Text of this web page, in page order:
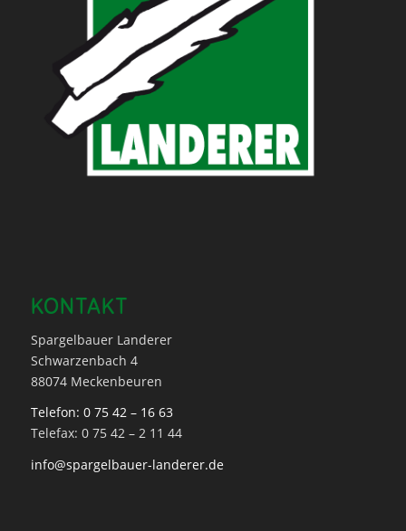
KONTAKT
Spargelbauer Landerer
Schwarzenbach 4
88074 Meckenbeuren
Telefon: 0 75 42 – 16 63
Telefax: 0 75 42 – 2 11 44
info@spargelbauer-landerer.de